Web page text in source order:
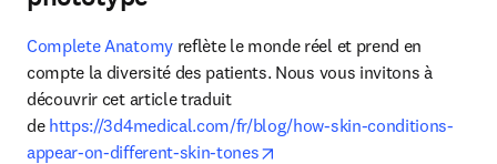
Complete Anatomy reflète le monde réel et prend en
compte la diversité des patients. Nous vous invitons à
découvrir cet article traduit
de https://3d4medical.com/fr/blog/how-skin-conditions-
appear-on-different-skin-tones